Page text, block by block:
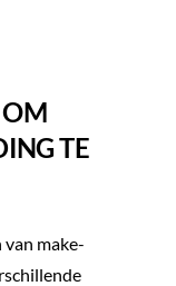
OM
TE
make-